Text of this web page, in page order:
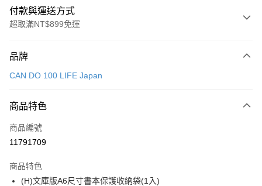
付款與運送方式
超取滿NT$899免運
信用卡一次付款
Apple Pay
街口支付
Google Pay
品牌
CAN DO 100 LIFE Japan
商品特色
商品編號
11791709
商品特色
(H)文庫版A6尺寸書本保護收納袋(1入)